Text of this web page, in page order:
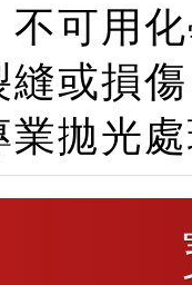
不可用
或損
拋光